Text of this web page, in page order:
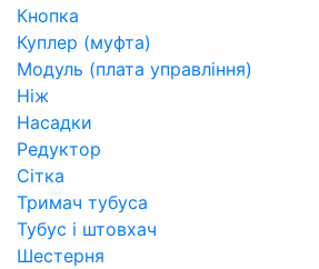
Кнопка
Куплер (муфта)
Модуль (плата управління)
Ніж
Насадки
Редуктор
Сітка
Тримач тубуса
Тубус і штовхач
Шестерня